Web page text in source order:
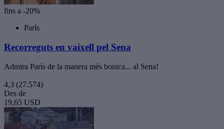
fins a -20%
París
Recorreguts en vaixell pel Sena
Admira París de la manera més bonica... al Sena!
4,3 (27.574)
Des de
19,65 USD